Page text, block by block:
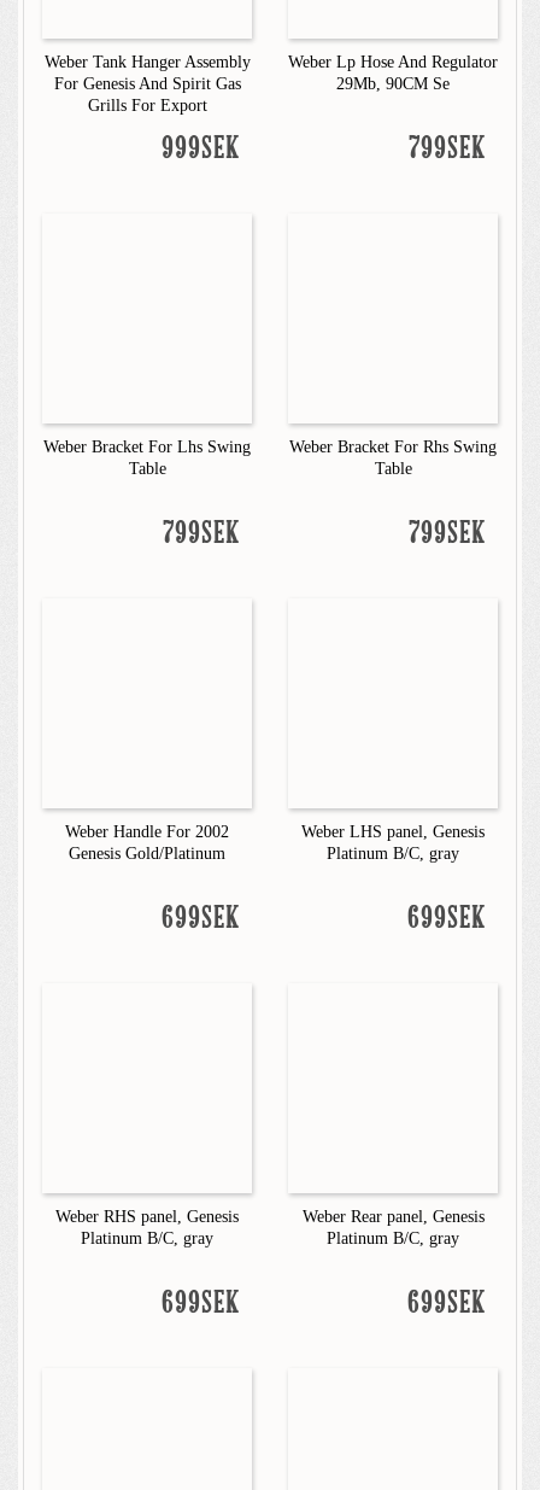
Weber Tank Hanger Assembly
For Genesis And Spirit Gas
Grills For Export
999SEK
Weber Lp Hose And Regulator
29Mb, 90CM Se
799SEK
Weber Bracket For Lhs Swing
Table
799SEK
Weber Bracket For Rhs Swing
Table
799SEK
Weber Handle For 2002
Genesis Gold/Platinum
699SEK
Weber LHS panel, Genesis
Platinum B/C, gray
699SEK
Weber RHS panel, Genesis
Platinum B/C, gray
699SEK
Weber Rear panel, Genesis
Platinum B/C, gray
699SEK